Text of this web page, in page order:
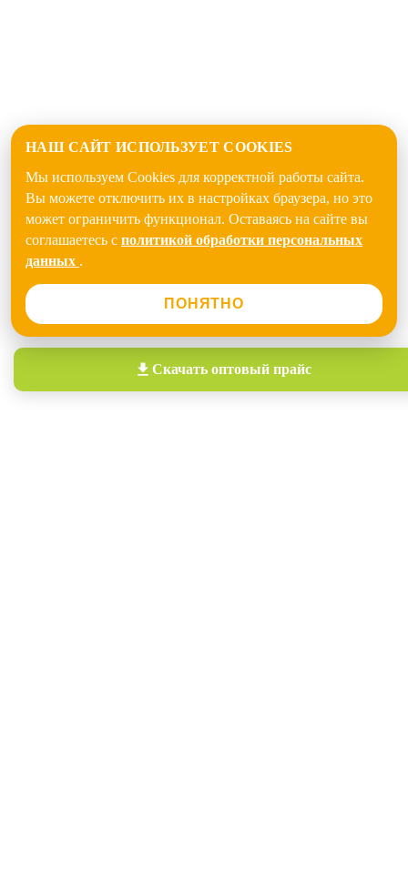
НАШ САЙТ ИСПОЛЬЗУЕТ COOKIES
Мы используем Cookies для корректной работы сайта.
Вы можете отключить их в настройках браузера, но это
может ограничить функционал. Оставаясь на сайте вы
соглашаетесь с политикой обработки персональных
данных .
ПОНЯТНО
Скачать оптовый прайс